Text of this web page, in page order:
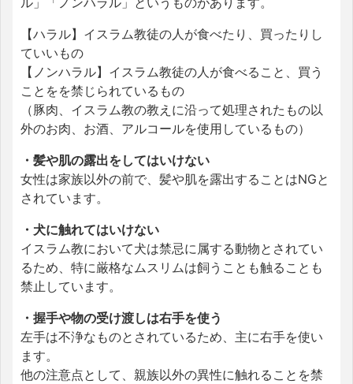
【ハラル】イスラム教徒の人が食べたり、買ったりし
ていいもの
【ノンハラル】イスラム教徒の人が食べること、買う
ことをを禁じられているもの
（豚肉、イスラム教の教えに沿って処理されたもの以
外のお肉、お酒、アルコールを使用しているもの）
・髪や肌の露出をしてはいけない
女性は家族以外の前で、髪や肌を露出することはNGと
されています。
・犬に触れてはいけない
イスラム教において犬は禁忌に属する動物とされてい
るため、特に厳格なムスリムは飼うことも触ることも
禁止しています。
・握手や物の受け渡しは右手を使う
左手は不浄なものとされているため、主に右手を使い
ます。
他の注意点として、親族以外の異性に触れることを禁